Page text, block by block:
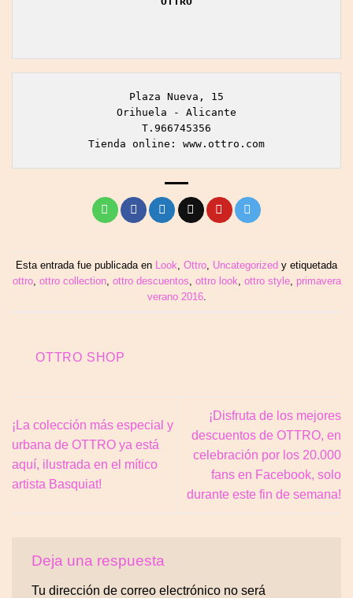
Plaza Nueva, 15
Orihuela - Alicante
T.966745356
Tienda online: www.ottro.com
Esta entrada fue publicada en Look, Ottro, Uncategorized y etiquetada
ottro, ottro collection, ottro descuentos, ottro look, ottro style, primavera
verano 2016.
OTTRO SHOP
¡La colección más especial y
urbana de OTTRO ya está
aquí, ilustrada en el mítico
artista Basquiat!
¡Disfruta de los mejores
descuentos de OTTRO, en
celebración por los 20.000
fans en Facebook, solo
durante este fin de semana!
Deja una respuesta
Tu dirección de correo electrónico no será